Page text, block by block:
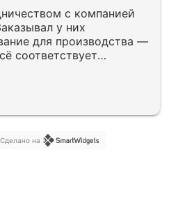
с компанией
у них
для производства —
соответствует
Особенно
Сделано на